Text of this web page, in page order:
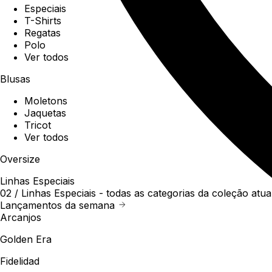
Especiais
T-Shirts
Regatas
Polo
Ver todos
Blusas
Moletons
Jaquetas
Tricot
Ver todos
Oversize
Linhas Especiais
02 / Linhas Especiais - todas as categorias da coleção
Lançamentos da semana
Arcanjos
Golden Era
Fidelidad